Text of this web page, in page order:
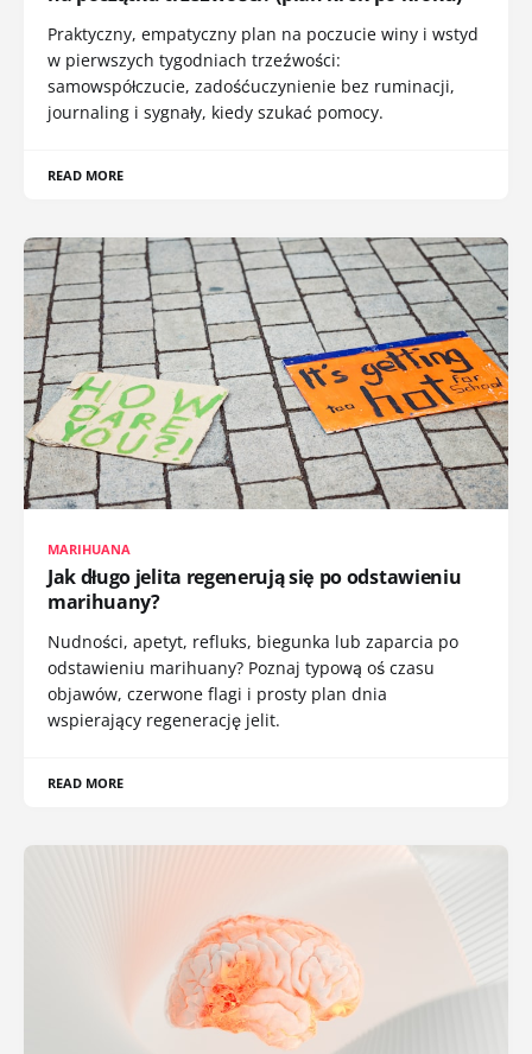
Praktyczny, empatyczny plan na poczucie winy i wstyd
w pierwszych tygodniach trzeźwości:
samowspółczucie, zadośćuczynienie bez ruminacji,
journaling i sygnały, kiedy szukać pomocy.
READ MORE
MARIHUANA
Jak długo jelita regenerują się po odstawieniu
marihuany?
Nudności, apetyt, refluks, biegunka lub zaparcia po
odstawieniu marihuany? Poznaj typową oś czasu
objawów, czerwone flagi i prosty plan dnia
wspierający regenerację jelit.
READ MORE